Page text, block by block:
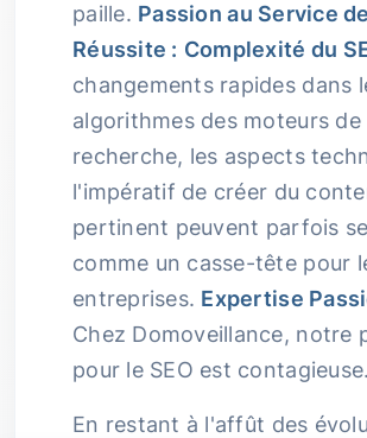
paille. Passion au Service
Réussite : Complexité du
changements rapides dans
algorithmes des moteurs de
recherche, les aspects
l'impératif de créer du
pertinent peuvent parfois
comme un casse-tête pour
entreprises. Expertise
Chez Domoveillance, notre
pour le SEO est contagieuse.
En restant à l'affût des